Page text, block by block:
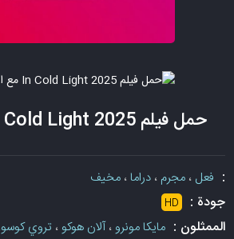
حمل فيلم In Cold Light 2025 مع الترجمة
: فعل ،مجرم ،دراما،مخيف
جودة : HD
الممثلون :مايكا مونرو،آلان هوكو، تروي